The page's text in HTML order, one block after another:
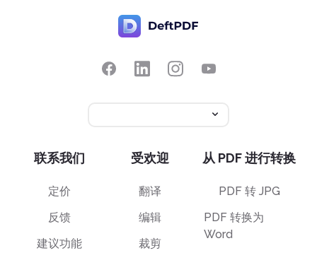
联系我们
定价
反馈
建议功能
受欢迎
翻译
编辑
裁剪
从 PDF 进行转换
PDF 转 JPG
PDF 转换为
Word